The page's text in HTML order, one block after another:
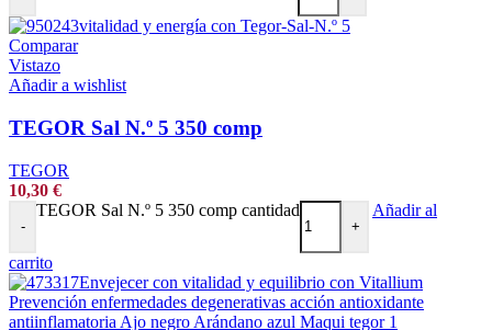
Comparar
Vistazo
Añadir a wishlist
TEGOR Sal N.º 5 350 comp
TEGOR
10,30 €
-
TEGOR Sal N.º 5 350 comp cantidad
+
Añadir al
carrito